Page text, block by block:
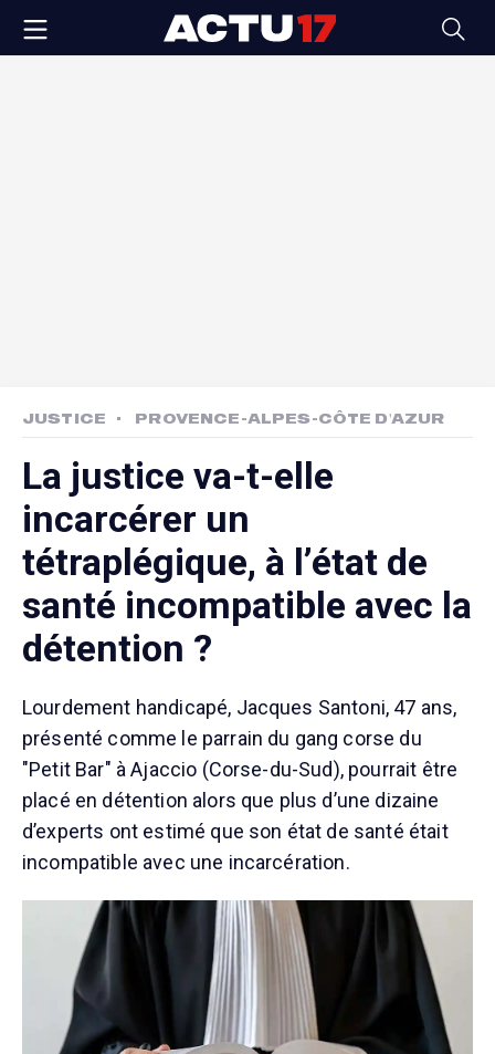
JUSTICE PROVENCE-ALPES-CÔTE D'AZUR
La justice va-t-elle
incarcérer un
tétraplégique, à l’état de
santé incompatible avec la
détention ?
Lourdement handicapé, Jacques Santoni, 47 ans,
présenté comme le parrain du gang corse du
"Petit Bar" à Ajaccio (Corse-du-Sud), pourrait être
placé en détention alors que plus d’une dizaine
d’experts ont estimé que son état de santé était
incompatible avec une incarcération.